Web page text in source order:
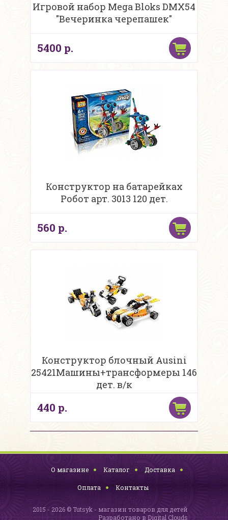
Игровой набор Mega Bloks DMX54
"Вечеринка черепашек"
5400 р.
Конструктор на батарейках
Робот арт. 3013 120 дет.
560 р.
Конструктор блочный Ausini
25421Машины+трансформеры 146
дет. в/к
440 р.
О магазине Каталог Доставка
Оплата Контакты
2015 - 2026 © Tutsyk - магазин товаров для детей
Разработано в Digital Clouds